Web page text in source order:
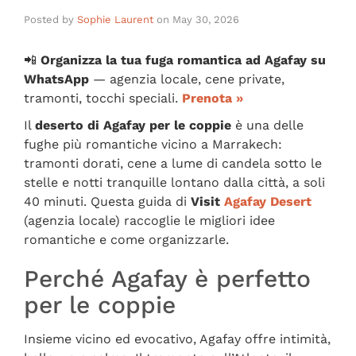
Posted by Sophie Laurent on May 30, 2026
📲 Organizza la tua fuga romantica ad Agafay su
WhatsApp — agenzia locale, cene private,
tramonti, tocchi speciali. Prenota »
Il deserto di Agafay per le coppie è una delle
fughe più romantiche vicino a Marrakech:
tramonti dorati, cene a lume di candela sotto le
stelle e notti tranquille lontano dalla città, a soli
40 minuti. Questa guida di Visit Agafay Desert
(agenzia locale) raccoglie le migliori idee
romantiche e come organizzarle.
Perché Agafay è perfetto
per le coppie
Insieme vicino ed evocativo, Agafay offre intimità,